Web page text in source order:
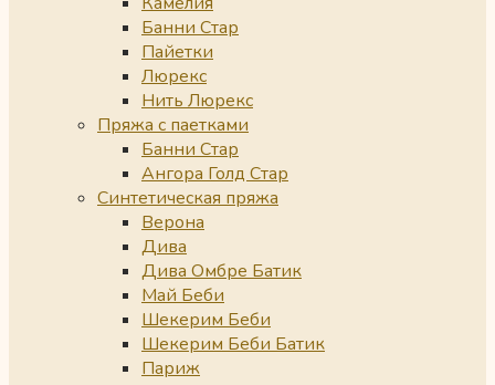
Банни Стар
Пайетки
Люрекс
Нить Люрекс
Пряжа с паетками
Банни Стар
Ангора Голд Стар
Синтетическая пряжа
Верона
Дива
Дива Омбре Батик
Май Беби
Шекерим Беби
Шекерим Беби Батик
Париж